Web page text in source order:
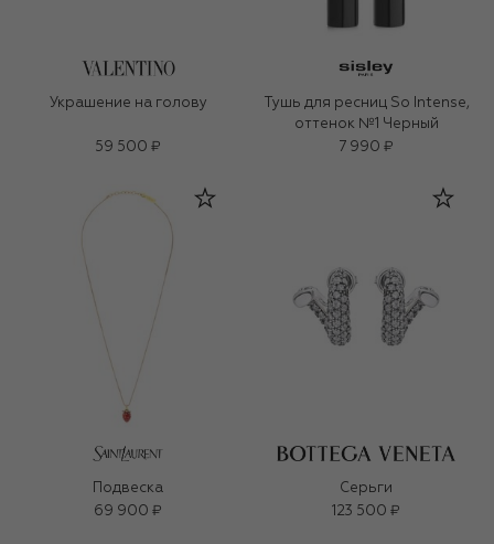
Украшение на голову
59 500 ₽
Тушь для ресниц So Intense,
оттенок №1 Черный
7 990 ₽
Подвеска
69 900 ₽
Серьги
123 500 ₽